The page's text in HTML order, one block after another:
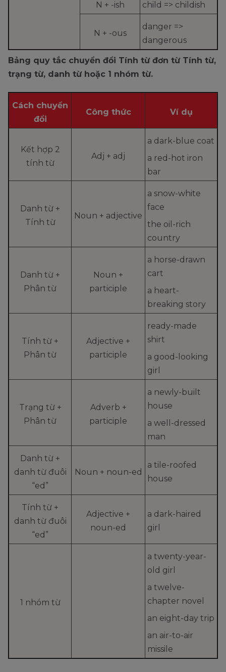
N + -ish child => childish
N + -ous
danger =>
dangerous
Bảng quy tắc chuyển đổi Tính từ đơn từ Tính từ,
trạng từ, danh từ hoặc 1 nhóm từ.
Cách chuyển
đổi
Công thức Ví dụ
Kết hợp 2
tính từ
Adj + adj
a dark-blue coat
a red-hot iron
bar
Danh từ +
Tính từ
Noun + adjective
a snow-white
face
the oil-rich
country
Danh từ +
Phân từ
Noun +
participle
a horse-drawn
cart
a heart-
breaking story
Tính từ +
Phân từ
Adjective +
participle
ready-made
shirt
a good-looking
girl
Trạng từ +
Phân từ
Adverb +
participle
a newly-built
house
a well-dressed
man
Danh từ +
danh từ đuôi
“ed”
Noun + noun-ed
a tile-roofed
house
Tính từ +
danh từ đuôi
“ed”
Adjective +
noun-ed
a dark-haired
girl
1 nhóm từ
a twenty-year-
old girl
a twelve-
chapter novel
an eight-day trip
an air-to-air
missile